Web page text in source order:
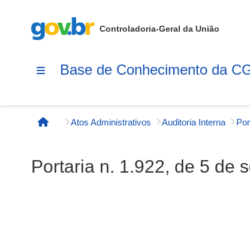
Controladoria-Geral da União
Base de Conhecimento da
Página inicial
Atos Administrativos Auditoria Interna
Portaria n. 1.922, de 5 de